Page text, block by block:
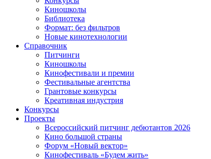
Киношколы
Библиотека
Формат: без фильтров
Новые кинотехнологии
Справочник
Питчинги
Киношколы
Кинофестивали и премии
Фестивальные агентства
Грантовые конкурсы
Креативная индустрия
Конкурсы
Проекты
Всероссийский питчинг дебютантов 2026
Кино большой страны
Форум «Новый вектор»
Кинофестиваль «Будем жить»